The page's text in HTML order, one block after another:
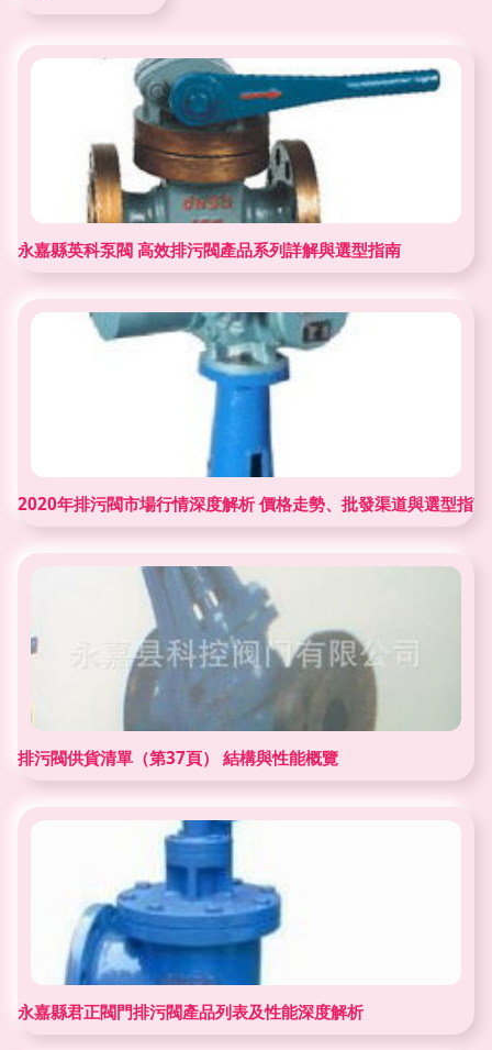
永嘉縣英科泵閥 高效排污閥產品系列詳解與選型指南
2020年排污閥市場行情深度解析 價格走勢、批發渠道與選型指
排污閥供貨清單（第37頁） 結構與性能概覽
永嘉縣君正閥門排污閥產品列表及性能深度解析